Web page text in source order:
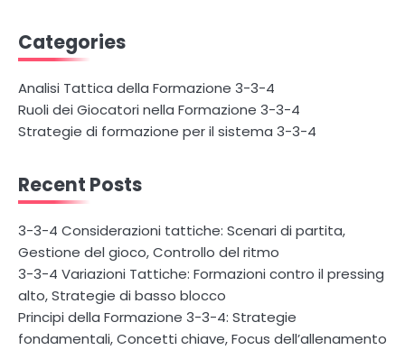
Categories
Analisi Tattica della Formazione 3-3-4
Ruoli dei Giocatori nella Formazione 3-3-4
Strategie di formazione per il sistema 3-3-4
Recent Posts
3-3-4 Considerazioni tattiche: Scenari di partita,
Gestione del gioco, Controllo del ritmo
3-3-4 Variazioni Tattiche: Formazioni contro il pressing
alto, Strategie di basso blocco
Principi della Formazione 3-3-4: Strategie
fondamentali, Concetti chiave, Focus dell’allenamento